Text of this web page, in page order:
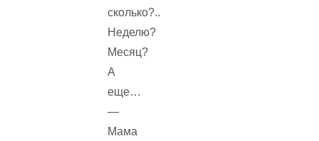
сколько?..
Неделю?
Месяц?
А
еще…
—
Мама